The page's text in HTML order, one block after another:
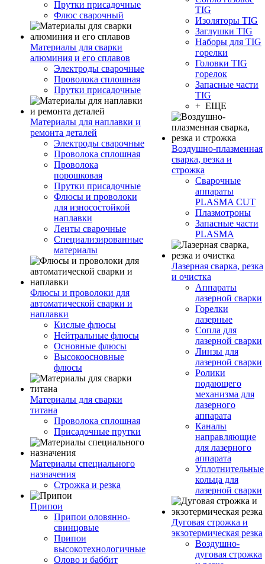
Прутки присадочные
Флюс сварочный
Материалы для сварки
алюминия и его сплавов
Электроды сварочные
Проволока сплошная
Прутки присадочные
Материалы для наплавки и
ремонта деталей
Электроды сварочные
Проволока сплошная
Проволока
порошковая
Прутки присадочные
Флюсы и проволоки
для износостойкой
наплавки
Ленты сварочные
Специализированные
материалы
Флюсы и проволоки для
автоматической сварки и
наплавки
Кислые флюсы
Нейтральные флюсы
Основные флюсы
Высокоосновные
флюсы
Материалы для сварки
титана
Проволока сплошная
Присадочные прутки
Материалы специального
назначения
Строжка и резка
Припои
Припои оловянно-
свинцовые
Припои
высокотехнологичные
Олово и баббит
TIG
Изоляторы TIG
Заглушки TIG
Наборы для TIG
горелки
Головки TIG
горелок
Запасные части
TIG
+ ЕЩЕ
Воздушно-плазменная
сварка, резка и
строжка
Сварочные
аппараты
PLASMA CUT
Плазмотроны
Запасные части
PLASMA
Лазерная сварка, резка
и очистка
Аппараты
лазерной сварки
Горелки
лазерные
Сопла для
лазерной сварки
Линзы для
лазерной сварки
Ролики
подающего
механизма для
лазерного
аппарата
Каналы
направляющие
для лазерного
аппарата
Уплотнительные
кольца для
лазерной сварки
Дуговая строжка и
экзотермическая резка
Воздушно-
дуговая строжка